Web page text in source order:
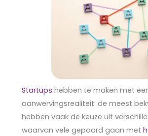
Startups hebben te maken met
aanwervingsrealiteit: de meest
hebben vaak de keuze uit
waarvan vele gepaard gaan met